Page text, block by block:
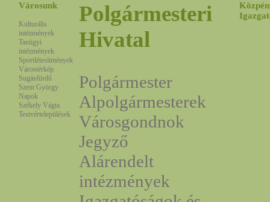
Városunk
Kulturális
intézmények
Tanügyi
intézmények
Sportlétesítmények
Várostérkép
Sugásfürdő
Szent György
Napok
Székely Vágta
Testvértelepülések
Polgármesteri
Hivatal
Polgármester
Alpolgármesterek
Városgondnok
Jegyző
Alárendelt
intézmények